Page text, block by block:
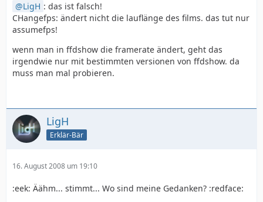
LigH : das ist falsch!
CHangefps: ändert nicht die lauflänge des films. das tut nur
assumefps!
wenn man in ffdshow die framerate ändert, geht das
irgendwie nur mit bestimmten versionen von ffdshow. da
muss man mal probieren.
LigH
Erklär-Bär
16. August 2008 um 19:10
:eek: Äähm... stimmt... Wo sind meine Gedanken? :redface: